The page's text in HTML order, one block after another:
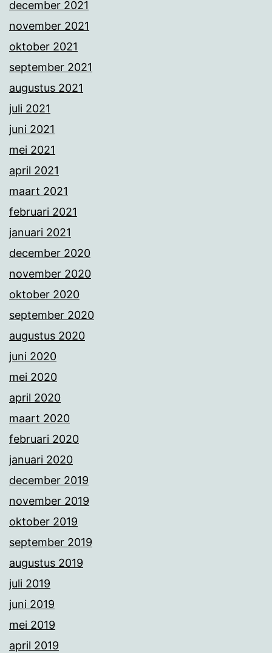
december 2021
november 2021
oktober 2021
september 2021
augustus 2021
juli 2021
juni 2021
mei 2021
april 2021
maart 2021
februari 2021
januari 2021
december 2020
november 2020
oktober 2020
september 2020
augustus 2020
juni 2020
mei 2020
april 2020
maart 2020
februari 2020
januari 2020
december 2019
november 2019
oktober 2019
september 2019
augustus 2019
juli 2019
juni 2019
mei 2019
april 2019